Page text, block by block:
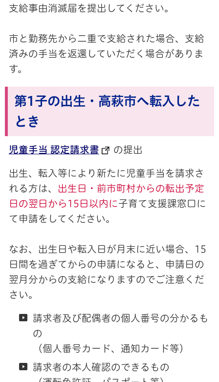
支給事由消滅届を提出してください。
市と勤務先から二重で支給された場合、支給
済みの手当を返還していただく場合がありま
す。
第1子の出生・高萩市へ転入した
とき
児童手当 認定請求書 の提出
出生、転入等により新たに児童手当を請求さ
れる方は、
出生日・前市町村からの転出予定
日の翌日から15日以内に 子育て支援課窓口に
て申請をしてください。
なお、出生日や転入日が月末に近い場合、15
日間を過ぎてからの申請になると、申請日の
翌月分からの支給になりますのでご注意くだ
さい。
請求者及び配偶者の個人番号の分かるも
の
（個人番号カード、通知カード等）
請求者の本人確認のできるもの